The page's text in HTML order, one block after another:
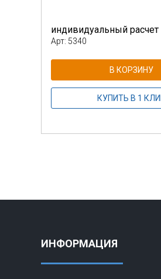
индивидуальный
Арт: 5340
В КОРЗИНУ
КУПИТЬ В 1
ИНФОРМАЦИЯ